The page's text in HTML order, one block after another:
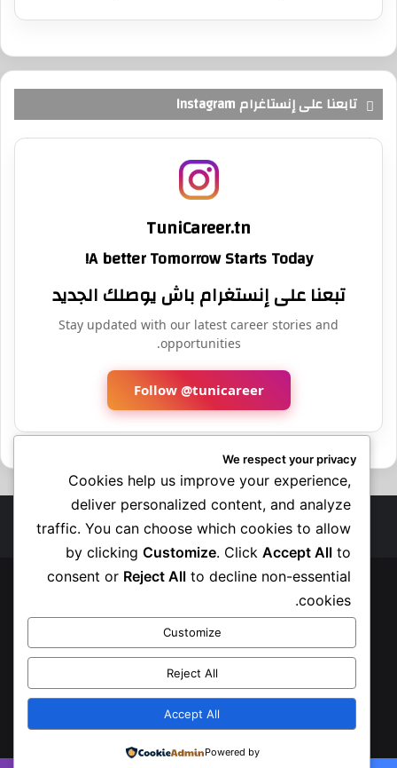
تابعنا على إنستاغرام Instagram
TuniCareer.tn
A better Tomorrow Starts Today!
تبعنا على إنستغرام باش يوصلك الجديد
Stay updated with our latest career stories and
opportunities.
Follow @tunicareer
الرئيسية
الوظيفة العمومية القطاع الخاص
فرص بالخارج
تربصات و أدوات هامة
تكوين مجاني آخر المستجدات
إتصل بنا
سياسة الخصوصية
فيسبوك
‫X
‫YouTube
We respect your privacy
Cookies help us improve your experience,
deliver personalized content, and analyze
traffic. You can choose which cookies to allow
by clickingCustomize. ClickAccept All to
consent or Reject All to decline non-essential
cookies.
Customize
Reject All
Accept All
Powered by